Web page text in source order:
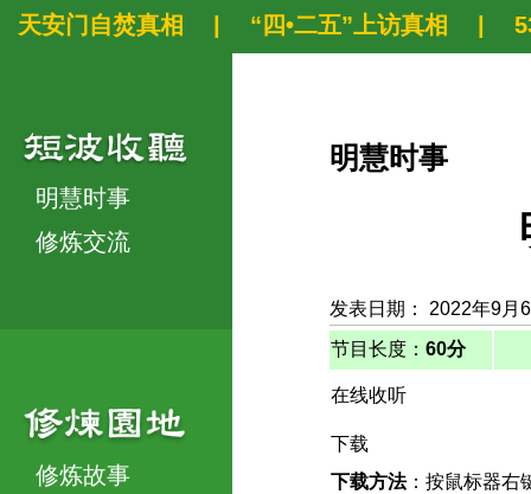
天安门自焚真相 “四•二五”上访真相
明慧时事
修炼交流
修炼故事
明慧时事
发表日期： 2022年9月
节目长度： 60分
在线收听
下载
下载方法：按鼠标器右